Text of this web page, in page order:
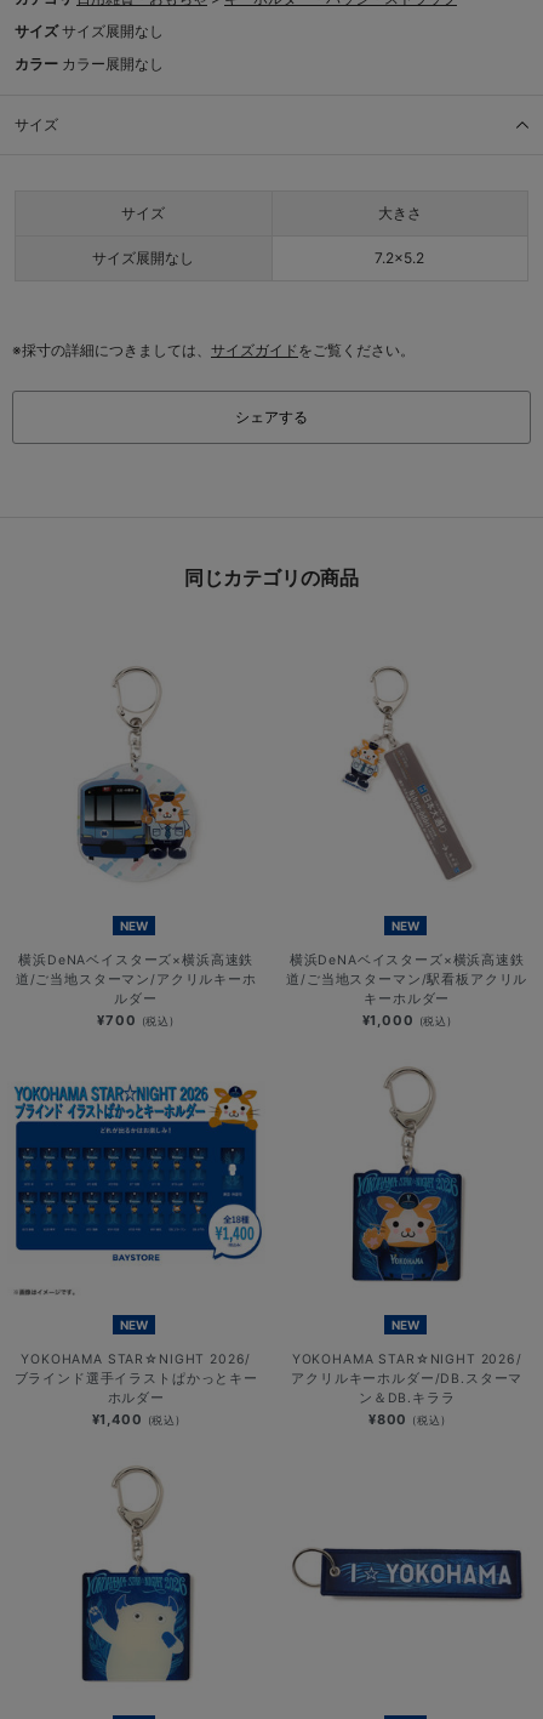
サイズ サイズ展開なし
カラー カラー展開なし
サイズ
サイズ 大きさ
サイズ展開なし 7.2×5.2
※採寸の詳細につきましては、 サイズガイドをご覧ください。
シェアする
同じカテゴリの商品
NEW
横浜DeNAベイスターズ×横浜高速鉄
道/ご当地スターマン/アクリルキーホ
ルダー
¥700 (税込)
NEW
横浜DeNAベイスターズ×横浜高速鉄
道/ご当地スターマン/駅看板アクリル
キーホルダー
¥1,000 (税込)
NEW
YOKOHAMA STAR☆NIGHT 2026/
ブラインド選手イラストぱかっとキー
ホルダー
¥1,400 (税込)
NEW
YOKOHAMA STAR☆NIGHT 2026/
アクリルキーホルダー/DB.スターマ
ン＆DB.キララ
¥800 (税込)